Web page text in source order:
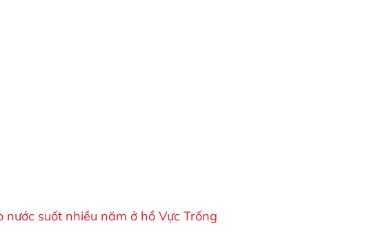
suốt nhiều năm ở hồ Vực Trống